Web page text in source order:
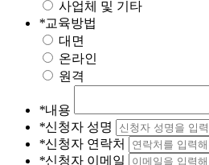
사업체 및 기타
*교육방법
대면
온라인
원격
*내용
*신청자 성명
*신청자 연락처
*신청자 이메일